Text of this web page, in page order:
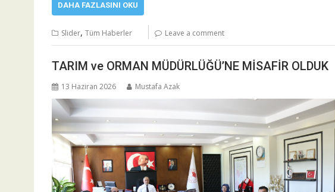
DAHA FAZLASINI OKU
Slider, Tüm Haberler Leave a comment
TARIM ve ORMAN MÜDÜRLÜĞÜ’NE MİSAFİR OLDUK
13 Haziran 2026 Mustafa Azak